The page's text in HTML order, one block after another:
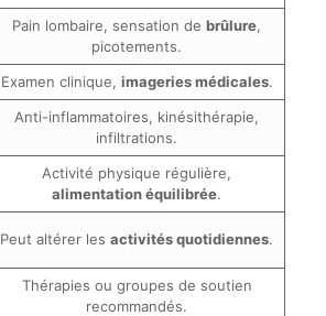
Pain lombaire, sensation debrûlure,
picotements.
Examen clinique, imageries médicales.
Anti-inflammatoires, kinésithérapie,
infiltrations.
Activité physique régulière,
alimentation équilibrée.
Peut altérer lesactivités quotidiennes.
Thérapies ou groupes de soutien
recommandés.